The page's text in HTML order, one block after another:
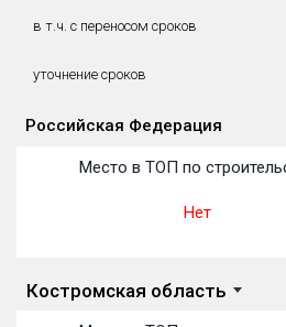
в т.ч. с переносом сроков
уточнение сроков
1 495 м²
1.5 месяцев
7 983 м²
Российская Федерация
Место в ТОП по
Нет
Костромская область